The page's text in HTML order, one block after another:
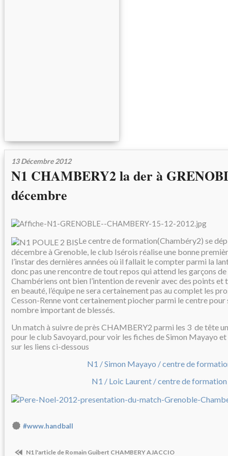
13 Décembre 2012
N1 CHAMBERY2 la der à
décembre
Le centre de formation(Chambéry2) se
décembre à Grenoble, le club Isérois réalise une bonne
l’instar des dernières années où il fallait le compter parmi la
donc pas une rencontre de tout repos qui attend les garçons
Chambériens ont bien l’intention de revenir avec des points et
en beauté, l’équipe ne sera certainement pas au complet les
Cesson-Renne vont certainement piocher parmi le centre
nombre important de blessés.
Un match à suivre de près CHAMBERY2 parmi les 3 de tête
pour le club Savoyard, pour voir les fiches de Simon Mayayo
sur les liens ci-dessous
N1 / Simon Mayayo / centre de
N1 / Loic Laurent / centre de formation
#www.handball
N1 l'article de Romain Guibert CHAMBERY AJACCIO